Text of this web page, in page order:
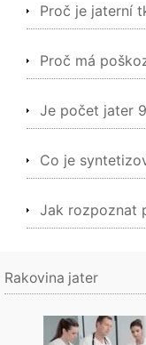
Proč je jaterní
Proč má
Je počet jater
Co je
Jak rozpoznat
Rakovina jater